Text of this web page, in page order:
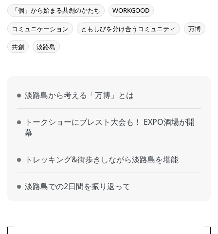
「個」から始まる共創のかたち WORKGOOD
コミュニケーション ともしびを分け合うコミュニティ 万博
共創 淡路島
淡路島から考える「万博」とは
トークショーにブレスト大会も！ EXPO酒場が開
幕
トレッキング&街歩きしながら淡路島を堪能
淡路島での2日間を振り返って